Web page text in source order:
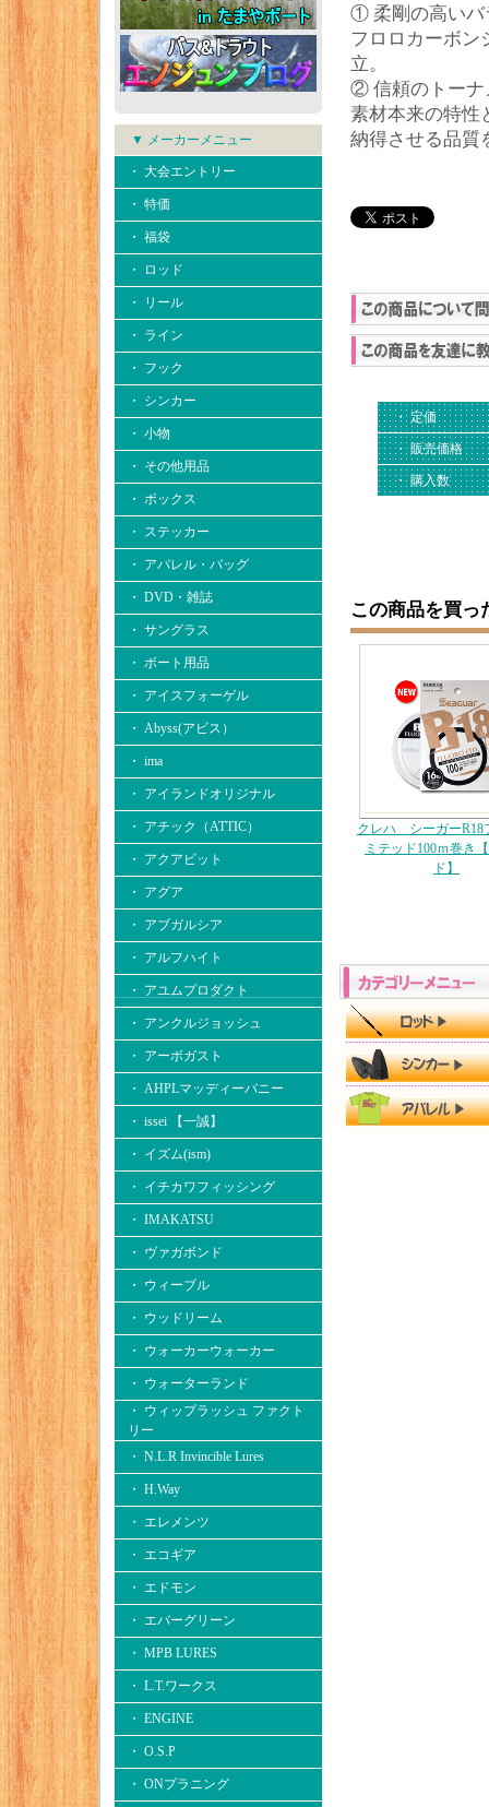
▼ メーカーメニュー
・ 大会エントリー
・ 特価
・ 福袋
・ ロッド
・ リール
・ ライン
・ フック
・ シンカー
・ 小物
・ その他用品
・ ボックス
・ ステッカー
・ アパレル・バッグ
・ DVD・雑誌
・ サングラス
・ ボート用品
・ アイスフォーゲル
・ Abyss(アビス）
・ ima
・ アイランドオリジナル
・ アチック（ATTIC）
・ アクアビット
・ アグア
・ アブガルシア
・ アルフハイト
・ アユムプロダクト
・ アンクルジョッシュ
・ アーボガスト
・ AHPLマッディーバニー
・ issei 【一誠】
・ イズム(ism)
・ イチカワフィッシング
・ IMAKATSU
・ ヴァガボンド
・ ウィーブル
・ ウッドリーム
・ ウォーカーウォーカー
・ ウォーターランド
・ ウィップラッシュ ファクト
リー
・ N.L.R Invincible Lures
・ H.Way
・ エレメンツ
・ エコギア
・ エドモン
・ エバーグリーン
・ MPB LURES
・ L.T.ワークス
・ ENGINE
・ O.S.P
・ ONプラニング
① 柔剛の高いバ
フロロカーボン
立。
② 信頼のトーナ
素材本来の特性
納得させる品質
・ 定価
・ 販売価格
・ 購入数
この商品を買っ
クレハ シーガーR18
ミテッド100ｍ巻き
ド】